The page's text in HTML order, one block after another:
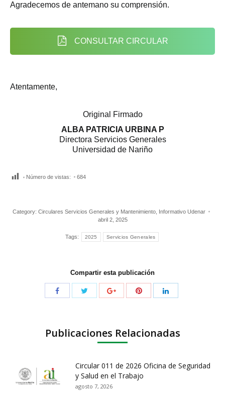
Agradecemos de antemano su comprensión.
CONSULTAR CIRCULAR
Atentamente,
Original Firmado
ALBA PATRICIA URBINA P
Directora Servicios Generales
Universidad de Nariño
Número de vistas: 684
Category: Circulares Servicios Generales y Mantenimiento, Informativo Udenar
abril 2, 2025
Tags: 2025 Servicios Generales
Compartir esta publicación
Publicaciones Relacionadas
Circular 011 de 2026 Oficina de Seguridad
y Salud en el Trabajo
agosto 7, 2026